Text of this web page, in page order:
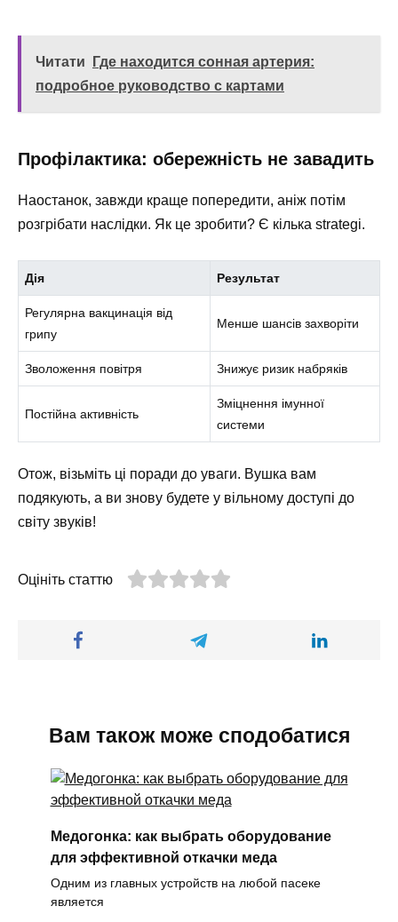
Читати
Где находится сонная артерия:
подробное руководство с картами
Профілактика: обережність не завадить
Наостанок, завжди краще попередити, аніж потім
розгрібати наслідки. Як це зробити? Є кілька strategі.
Дія Результат
Регулярна вакцинація від
грипу
Менше шансів захворіти
Зволоження повітря Знижує ризик набряків
Постійна активність
Зміцнення імунної
системи
Отож, візьміть ці поради до уваги. Вушка вам
подякують, а ви знову будете у вільному доступі до
світу звуків!
Оцініть статтю
Вам також може сподобатися
Медогонка: как выбрать оборудование
для эффективной откачки меда
Одним из главных устройств на любой пасеке
является